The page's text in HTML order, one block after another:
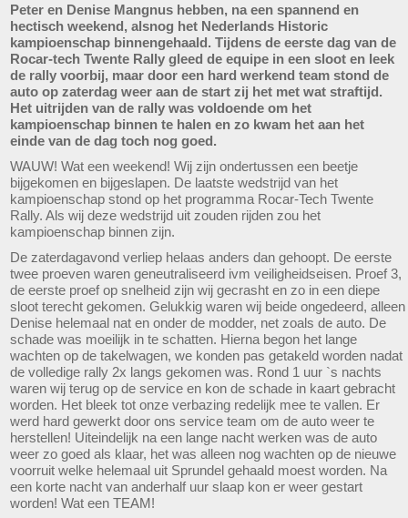
Peter en Denise Mangnus hebben, na een spannend en
hectisch weekend, alsnog het Nederlands Historic
kampioenschap binnengehaald. Tijdens de eerste dag van de
Rocar-tech Twente Rally gleed de equipe in een sloot en leek
de rally voorbij, maar door een hard werkend team stond de
auto op zaterdag weer aan de start zij het met wat straftijd.
Het uitrijden van de rally was voldoende om het
kampioenschap binnen te halen en zo kwam het aan het
einde van de dag toch nog goed.
WAUW! Wat een weekend! Wij zijn ondertussen een beetje
bijgekomen en bijgeslapen. De laatste wedstrijd van het
kampioenschap stond op het programma Rocar-Tech Twente
Rally. Als wij deze wedstrijd uit zouden rijden zou het
kampioenschap binnen zijn.
De zaterdagavond verliep helaas anders dan gehoopt. De eerste
twee proeven waren geneutraliseerd ivm veiligheidseisen. Proef 3,
de eerste proef op snelheid zijn wij gecrasht en zo in een diepe
sloot terecht gekomen. Gelukkig waren wij beide ongedeerd, alleen
Denise helemaal nat en onder de modder, net zoals de auto. De
schade was moeilijk in te schatten. Hierna begon het lange
wachten op de takelwagen, we konden pas getakeld worden nadat
de volledige rally 2x langs gekomen was. Rond 1 uur `s nachts
waren wij terug op de service en kon de schade in kaart gebracht
worden. Het bleek tot onze verbazing redelijk mee te vallen. Er
werd hard gewerkt door ons service team om de auto weer te
herstellen! Uiteindelijk na een lange nacht werken was de auto
weer zo goed als klaar, het was alleen nog wachten op de nieuwe
voorruit welke helemaal uit Sprundel gehaald moest worden. Na
een korte nacht van anderhalf uur slaap kon er weer gestart
worden! Wat een TEAM!